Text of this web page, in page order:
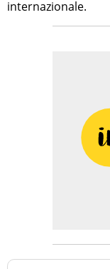
internazionale.